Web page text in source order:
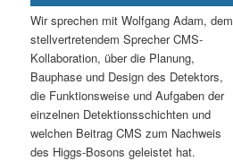
g
e
n
i
n
g
e
Wir sprechen mit Wolfgang Adam, dem
stellvertretendem Sprecher CMS-
Kollaboration, über die Planung,
Bauphase und Design des Detektors,
die Funktionsweise und Aufgaben der
einzelnen Detektionsschichten und
welchen Beitrag CMS zum Nachweis
des Higgs-Bosons geleistet hat.